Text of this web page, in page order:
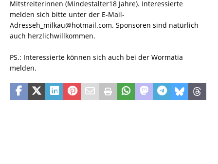
Mitstreiterinnen (Mindestalter18 Jahre). Interessierte
melden sich bitte unter der E-Mail-
Adresseh_milkau@hotmail.com. Sponsoren sind natürlich
auch herzlichwillkommen.
PS.: Interessierte können sich auch bei der Wormatia
melden.